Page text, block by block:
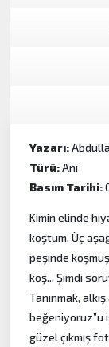
Yazarı:
Türü:Anı
Basım Tarihi:
Kimin elinde
koştum. Üç
peşinde
koş... Şimdi
Tanınmak,
beğeniyoruz”u
güzel çıkmış